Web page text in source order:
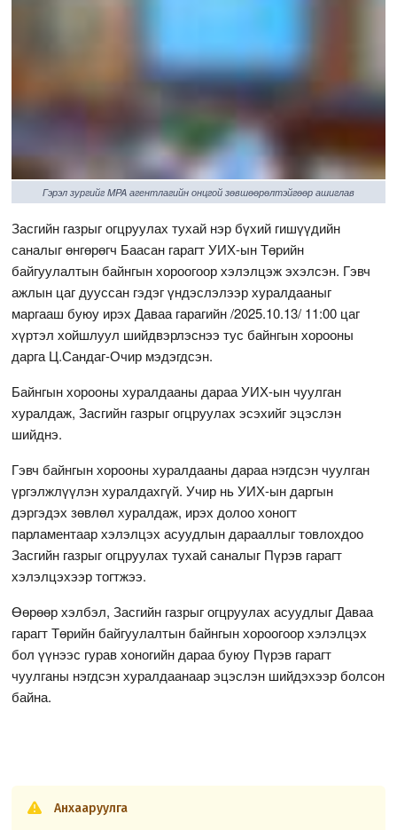
Гэрэл зургийг MPA агентлагийн онцгой зөвшөөрөлтэйгөөр ашиглав
Засгийн газрыг огцруулах тухай нэр бүхий гишүүдийн
саналыг өнгөрөгч Баасан гарагт УИХ-ын Төрийн
байгуулалтын байнгын хороогоор хэлэлцэж эхэлсэн. Гэвч
ажлын цаг дууссан гэдэг үндэслэлээр хуралдааныг
маргааш буюу ирэх Даваа гарагийн /2025.10.13/ 11:00 цаг
хүртэл хойшлуул шийдвэрлэснээ тус байнгын хорооны
дарга Ц.Сандаг-Очир мэдэгдсэн.
Байнгын хорооны хуралдааны дараа УИХ-ын чуулган
хуралдаж, Засгийн газрыг огцруулах эсэхийг эцэслэн
шийднэ.
Гэвч байнгын хорооны хуралдааны дараа нэгдсэн чуулган
үргэлжлүүлэн хуралдахгүй. Учир нь УИХ-ын даргын
дэргэдэх зөвлөл хуралдаж, ирэх долоо хоногт
парламентаар хэлэлцэх асуудлын дарааллыг товлохдоо
Засгийн газрыг огцруулах тухай саналыг Пүрэв гарагт
хэлэлцэхээр тогтжээ.
Өөрөөр хэлбэл, Засгийн газрыг огцруулах асуудлыг Даваа
гарагт Төрийн байгуулалтын байнгын хороогоор хэлэлцэх
бол үүнээс гурав хоногийн дараа буюу Пүрэв гарагт
чуулганы нэгдсэн хуралдаанаар эцэслэн шийдэхээр болсон
байна.
Анхааруулга